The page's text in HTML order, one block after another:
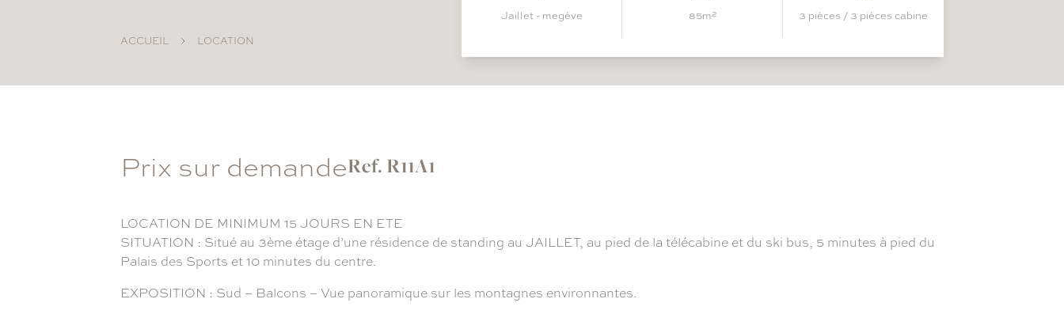
jaillet - megève 85m²
3 pièces / 3 pièces cabine
ACCUEIL
LOCATION
Prix sur demandeRef. R11A1
LOCATION DE MINIMUM 15 JOURS EN ETE
SITUATION : Situé au 3ème étage d’une résidence de standing au JAILLET, au pied de la télécabine et du ski bus, 5 minutes à pied du
Palais des Sports et 10 minutes du centre.
EXPOSITION : Sud – Balcons – Vue panoramique sur les montagnes environnantes.